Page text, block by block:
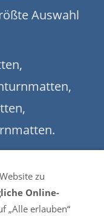
Auswahl
Sie sich von
zu
Online-
„Alle erlauben“